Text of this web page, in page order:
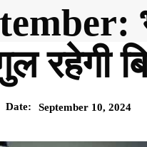
रहेगी
Date: September 10, 2024